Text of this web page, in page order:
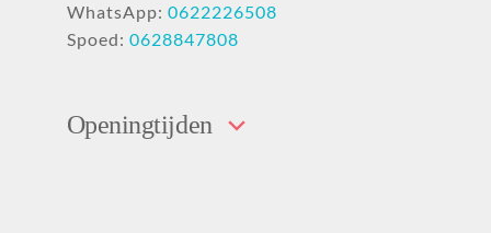
WhatsApp: 0622226508
Spoed: 0628847808
Openingtijden